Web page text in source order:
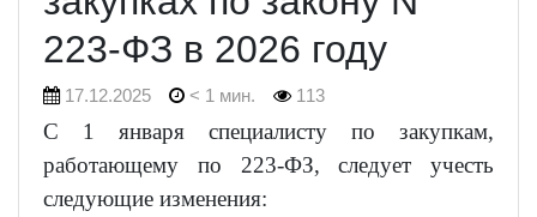
223-ФЗ в 2026 году
17.12.2025 < 1 мин. 113
С 1 января специалисту по закупкам,
работающему по 223-ФЗ, следует учесть
следующие изменения: